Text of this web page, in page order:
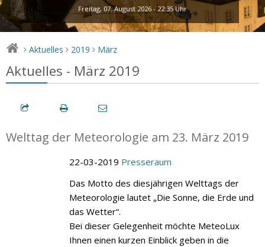
Freitag, 07. August 2026 - 22:35 Uhr
> Aktuelles > 2019 > März
Aktuelles - März 2019
Welttag der Meteorologie am 23. März 2019
22-03-2019 Presseraum
Das Motto des diesjährigen Welttags der
Meteorologie lautet „Die Sonne, die Erde und
das Wetter“.
Bei dieser Gelegenheit möchte MeteoLux
Ihnen einen kurzen Einblick geben in die